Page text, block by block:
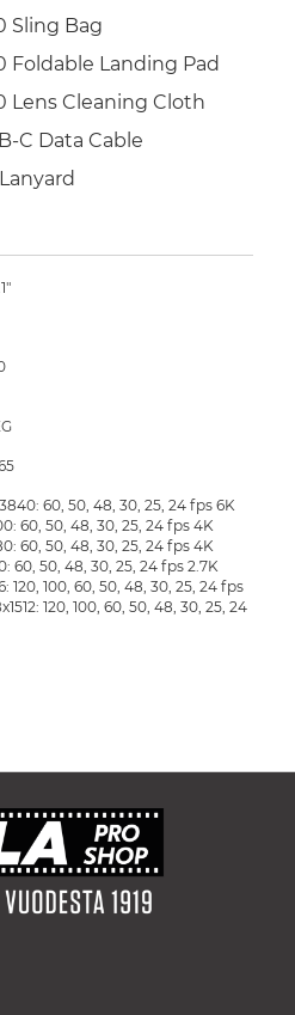
Sling Bag
Foldable Landing Pad
Lens Cleaning Cloth
C Data Cable
60, 50, 48, 30, 25, 24 fps 6K
60, 50, 48, 30, 25, 24 fps 4K
60, 50, 48, 30, 25, 24 fps 4K
60, 50, 48, 30, 25, 24 fps 2.7K
120, 100, 60, 50, 48, 30, 25, 24 fps
120, 100, 60, 50, 48, 30, 25, 24